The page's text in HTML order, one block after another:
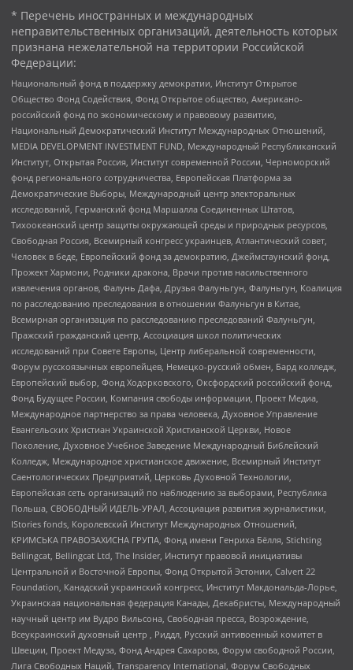
* Перечень иностранных и международных
неправительственных организаций, деятельность которых
признана нежелательной на территории Российской
Федерации:
Национальный фонд в поддержку демократии, Институт Открытое
Общество Фонд Содействия, Фонд Открытое общество, Американо-
российский фонд по экономическому и правовому развитию,
Национальный Демократический Институт Международных Отношений,
MEDIA DEVELOPMENT INVESTMENT FUND, Международный Республиканский
Институт, Открытая Россия, Институт современной России, Черноморский
фонд регионального сотрудничества, Европейская Платформа за
Демократические Выборы, Международный центр электоральных
исследований, Германский фонд Маршалла Соединенных Штатов,
Тихоокеанский центр защиты окружающей среды и природных ресурсов,
Свободная Россия, Всемирный конгресс украинцев, Атлантический совет,
Человек в беде, Европейский фонд за демократию, Джеймстаунский фонд,
Прожект Хармони, Родники дракона, Врачи против насильственного
извлечения органов, Фалунь Дафа, Друзья Фалуньгун, Фалуньгун, Коалиция
по расследованию преследования в отношении Фалуньгун в Китае,
Всемирная организация по расследованию преследований Фалуньгун,
Пражский гражданский центр, Ассоциация школ политических
исследований при Совете Европы, Центр либеральной современности,
Форум русскоязычных европейцев, Немецко-русский обмен, Бард колледж,
Европейский выбор, Фонд Ходорковского, Оксфордский российский фонд,
Фонд Будущее России, Компания свободы информации, Проект Медиа,
Международное партнерство за права человека, Духовное Управление
Евангельских Христиан Украинской Христианской Церкви, Новое
Поколение, Духовное Учебное Заведение Международный Библейский
Колледж, Международное христианское движение, Всемирный Институт
Саентологических Предприятий, Церковь Духовной Технологии,
Европейская сеть организаций по наблюдению за выборами, Республика
Польша, СВОБОДНЫЙ ИДЕЛЬ-УРАЛ, Ассоциация развития журналистики,
IStories fonds, Королевский Институт Международных Отношений,
КРИМСЬКА ПРАВОЗАХИСНА ГРУПА, Фонд имени Генриха Бёлля, Stichting
Bellingcat, Bellingcat Ltd, The Insider, Институт правовой инициативы
Центральной и Восточной Европы, Фонд Открытой Эстонии, Calvert 22
Foundation, Канадский украинский конгресс, Институт Макдональда-Лорье,
Украинская национальная федерация Канады, Декабристы, Международный
научный центр им Вудро Вильсона, Свободная пресса, Возрождение,
Всеукраинский духовный центр , Риддл, Русский антивоенный комитет в
Швеции, Проект Медуза, Фонд Андрея Сахарова, Форум свободной России,
Лига Свободных Наций, Transparеncy International, Форум Свободных